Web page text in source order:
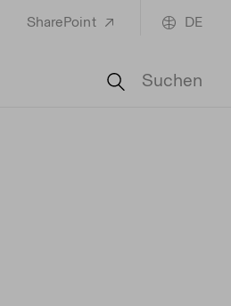
SharePoint DE
Suchen